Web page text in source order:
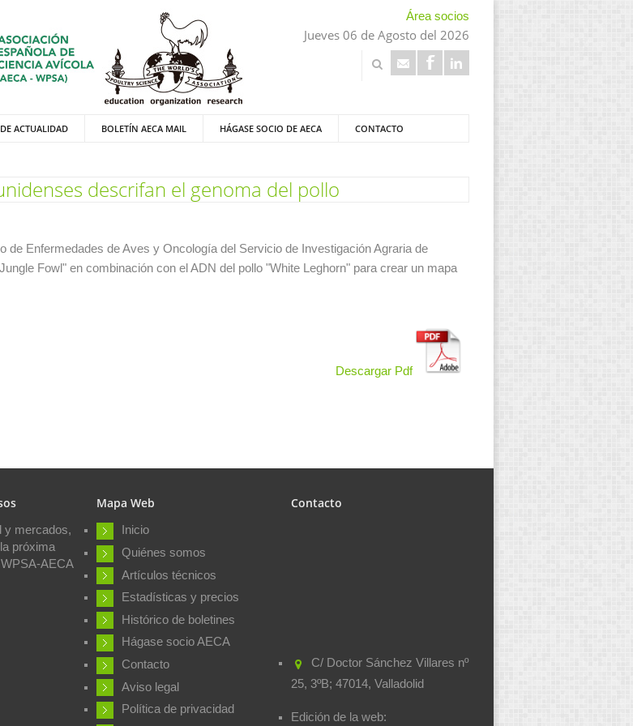
Área socios
Jueves 06 de Agosto del 2026
ACTUALIDAD BOLETÍN AECA MAIL HÁGASE SOCIO DE AECA CONTACTO
descrifan el genoma del pollo
de Enfermedades de Aves y Oncología del Servicio de Investigación Agraria de
Fowl" en combinación con el ADN del pollo "White Leghorn" para crear un mapa
Descargar Pdf
y mercados,
próxima
AECA
Mapa Web
Inicio
Quiénes somos
Artículos técnicos
Estadísticas y precios
Histórico de boletines
Hágase socio AECA
Contacto
Aviso legal
Política de privacidad
Contacto
C/ Doctor Sánchez Villares nº
25, 3ºB; 47014, Valladolid
Edición de la web: